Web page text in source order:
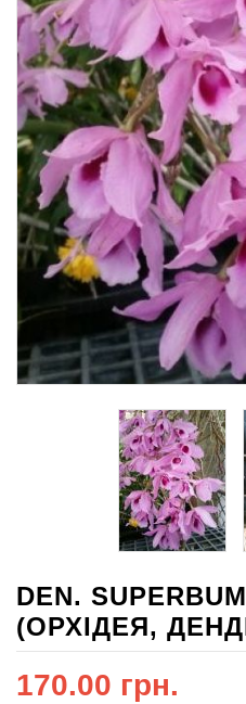
DEN. SUPERBUM
(ОРХІДЕЯ,
170.00 грн.